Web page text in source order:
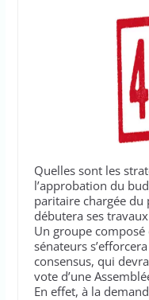
Quelles sont les
l’approbation du
paritaire chargée
débutera ses
Un groupe
sénateurs
consensus, qui
vote d’une
En effet, à la